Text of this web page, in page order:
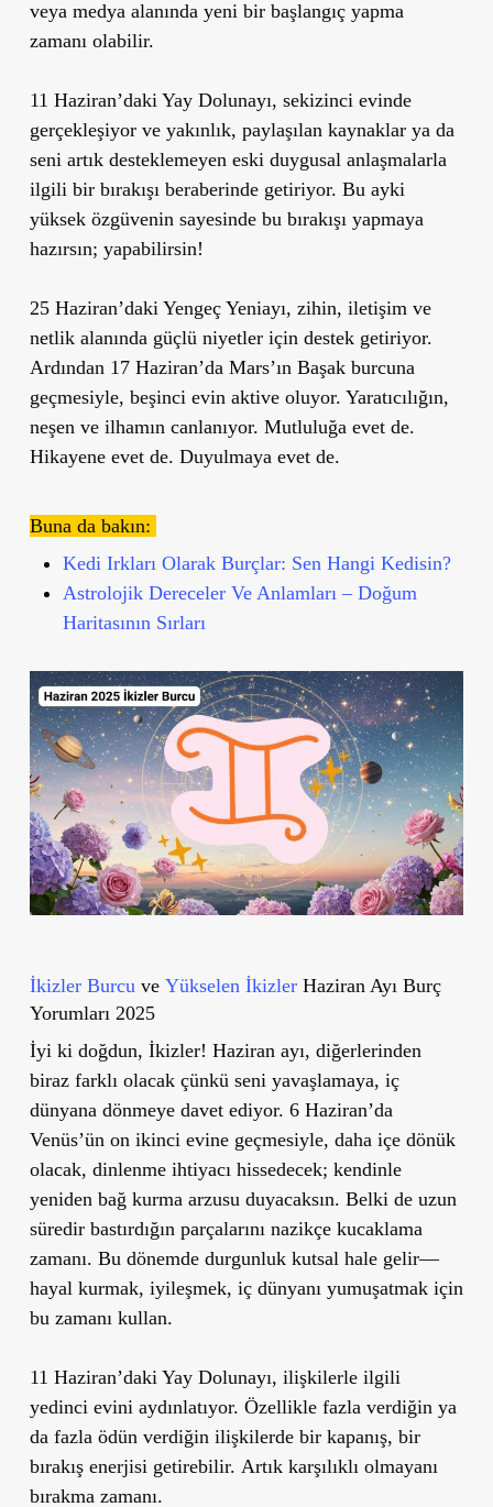
veya medya alanında yeni bir başlangıç yapma
zamanı olabilir.
11 Haziran’daki Yay Dolunayı, sekizinci evinde
gerçekleşiyor ve yakınlık, paylaşılan kaynaklar ya da
seni artık desteklemeyen eski duygusal anlaşmalarla
ilgili bir bırakışı beraberinde getiriyor. Bu ayki
yüksek özgüvenin sayesinde bu bırakışı yapmaya
hazırsın; yapabilirsin!
25 Haziran’daki Yengeç Yeniayı, zihin, iletişim ve
netlik alanında güçlü niyetler için destek getiriyor.
Ardından 17 Haziran’da Mars’ın Başak burcuna
geçmesiyle, beşinci evin aktive oluyor. Yaratıcılığın,
neşen ve ilhamın canlanıyor. Mutluluğa evet de.
Hikayene evet de. Duyulmaya evet de.
Buna da bakın:
Kedi Irkları Olarak Burçlar: Sen Hangi Kedisin?
Astrolojik Dereceler Ve Anlamları – Doğum
Haritasının Sırları
İkizler Burcu ve Yükselen İkizler Haziran Ayı Burç
Yorumları 2025
İyi ki doğdun, İkizler! Haziran ayı, diğerlerinden
biraz farklı olacak çünkü seni yavaşlamaya, iç
dünyana dönmeyedavet ediyor. 6 Haziran’da
Venüs’ün on ikinci evine geçmesiyle, daha içe dönük
olacak, dinlenme ihtiyacı hissedecek; kendinle
yeniden bağ kurma arzusu duyacaksın. Belki de uzun
süredir bastırdığın parçalarını nazikçe kucaklama
zamanı. Bu dönemde durgunluk kutsal hale gelir—
hayal kurmak, iyileşmek, iç dünyanı yumuşatmak için
bu zamanı kullan.
11 Haziran’daki Yay Dolunayı, ilişkilerle ilgili
yedinci evini aydınlatıyor. Özellikle fazla verdiğin ya
da fazla ödün verdiğin ilişkilerde bir kapanış, bir
bırakış enerjisi getirebilir. Artık karşılıklı olmayanı
bırakma zamanı.